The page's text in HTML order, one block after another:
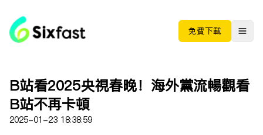
免费下载
B站看2025央视春晚！海外党流畅观看
B站不再卡顿
2025-01-23 18:38:59